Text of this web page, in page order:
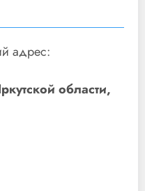
адрес:
области,